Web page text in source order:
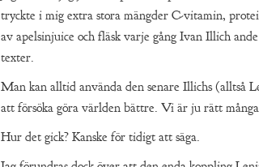
tryckte i mig extra stora mängder C-vitamin,
av apelsinjuice och fläsk varje gång Ivan Illich
texter.
Man kan alltid använda den senare Illichs (alltså
att försöka göra världen bättre. Vi är ju rätt
Hur det gick? Kanske för tidigt att säga.